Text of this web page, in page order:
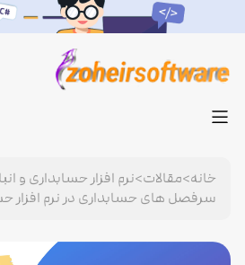
خانه>مقالات>نرم افزار حسابداری و
سرفصل های حسابداری در نرم افزار